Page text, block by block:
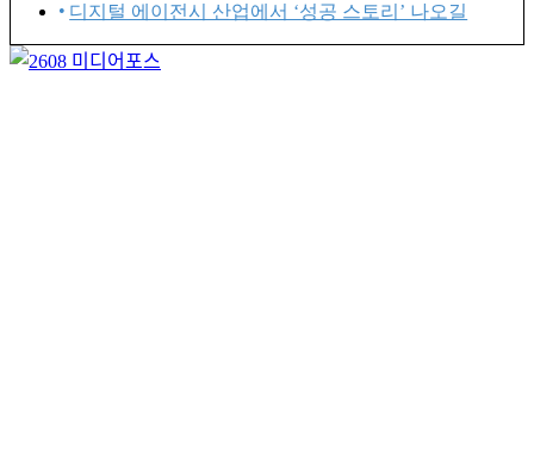
디지털 에이전시 산업에서 ‘성공 스토리’ 나오길